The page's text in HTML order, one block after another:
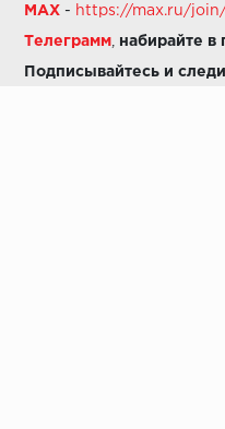
MAX - https://max.ru/join/
Телеграмм набирайте в
Подписывайтесь и